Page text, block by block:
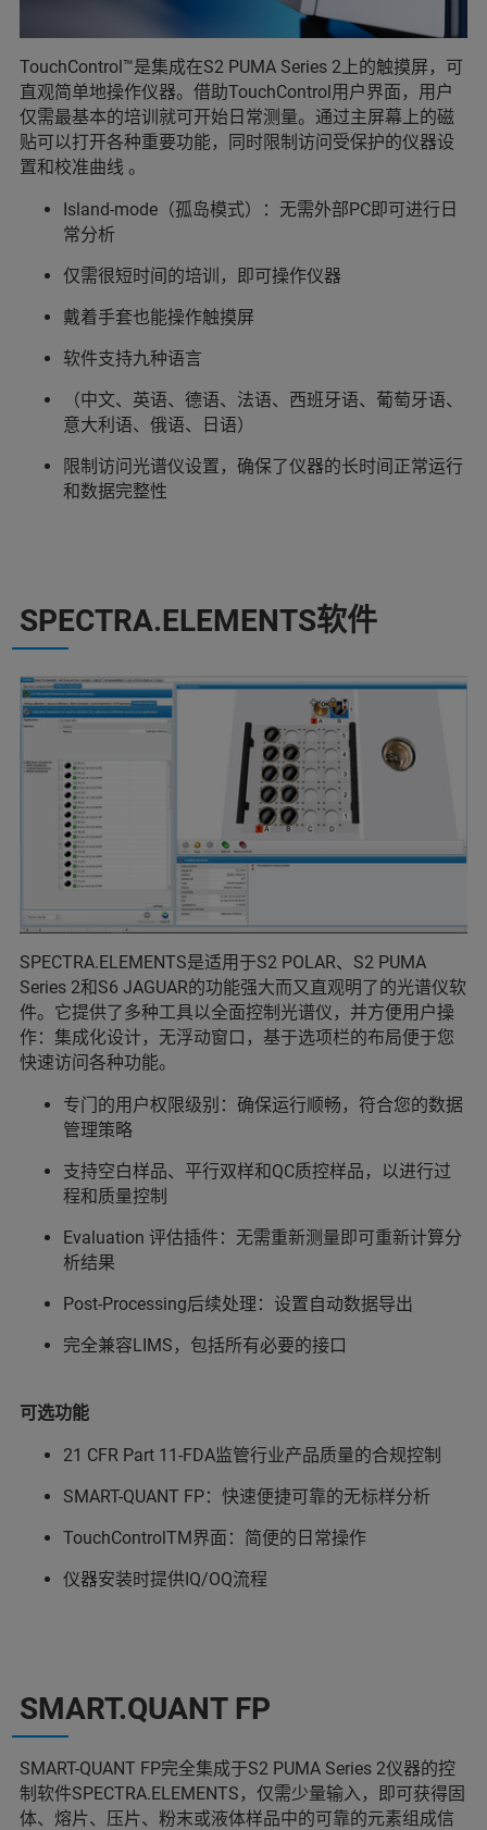
TouchControl™是集成在S2 PUMA Series 2上的触摸屏，可
直观简单地操作仪器。借助TouchControl用户界面，用户
仅需最基本的培训就可开始日常测量。通过主屏幕上的磁
贴可以打开各种重要功能，同时限制访问受保护的仪器设
置和校准曲线 。
Island-mode（孤岛模式）：无需外部PC即可进行日
常分析
仅需很短时间的培训，即可操作仪器
戴着手套也能操作触摸屏
软件支持九种语言
（中文、英语、德语、法语、西班牙语、葡萄牙语、
意大利语、俄语、日语）
限制访问光谱仪设置，确保了仪器的长时间正常运行
和数据完整性
SPECTRA.ELEMENTS软件
SPECTRA.ELEMENTS是适用于S2 POLAR、S2 PUMA
Series 2和S6 JAGUAR的功能强大而又直观明了的光谱仪软
件。它提供了多种工具以全面控制光谱仪，并方便用户操
作：集成化设计，无浮动窗口，基于选项栏的布局便于您
快速访问各种功能。
专门的用户权限级别：确保运行顺畅，符合您的数据
管理策略
支持空白样品、平行双样和QC质控样品，以进行过
程和质量控制
Evaluation 评估插件：无需重新测量即可重新计算分
析结果
Post-Processing后续处理：设置自动数据导出
完全兼容LIMS，包括所有必要的接口
可选功能
21 CFR Part 11-FDA监管行业产品质量的合规控制
SMART-QUANT FP：快速便捷可靠的无标样分析
TouchControlTM界面：简便的日常操作
仪器安装时提供IQ/OQ流程
SMART.QUANT FP
SMART-QUANT FP完全集成于S2 PUMA Series 2仪器的控
制软件SPECTRA.ELEMENTS，仅需少量输入，即可获得固
体、熔片、压片、粉末或液体样品中的可靠的元素组成信